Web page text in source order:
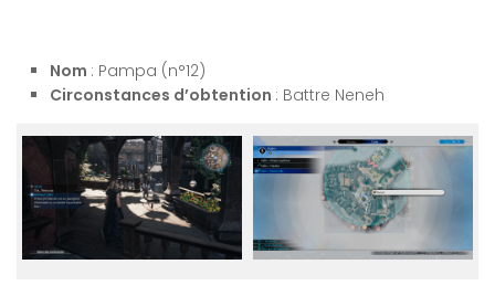
Nom : Pampa (n°12)
Circonstances d’obtention : Battre Neneh